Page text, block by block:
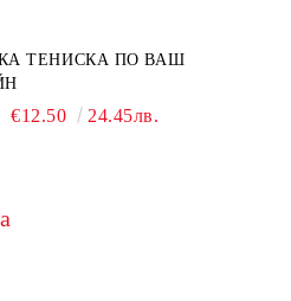
ТЕНИСКА ПО ВАШ
€12.50 24.45лв.